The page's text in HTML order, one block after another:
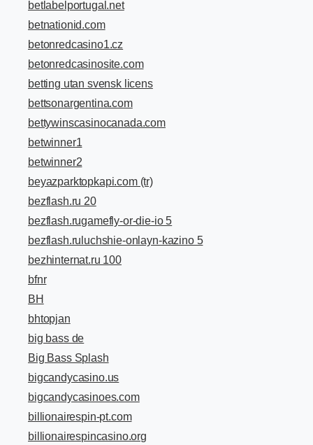
betlabelportugal.net
betnationid.com
betonredcasino1.cz
betonredcasinosite.com
betting utan svensk licens
bettsonargentina.com
bettywinscasinocanada.com
betwinner1
betwinner2
beyazparktopkapi.com (tr)
bezflash.ru 20
bezflash.rugamefly-or-die-io 5
bezflash.ruluchshie-onlayn-kazino 5
bezhinternat.ru 100
bfnr
BH
bhtopjan
big bass de
Big Bass Splash
bigcandycasino.us
bigcandycasinoes.com
billionairespin-pt.com
billionairespincasino.org